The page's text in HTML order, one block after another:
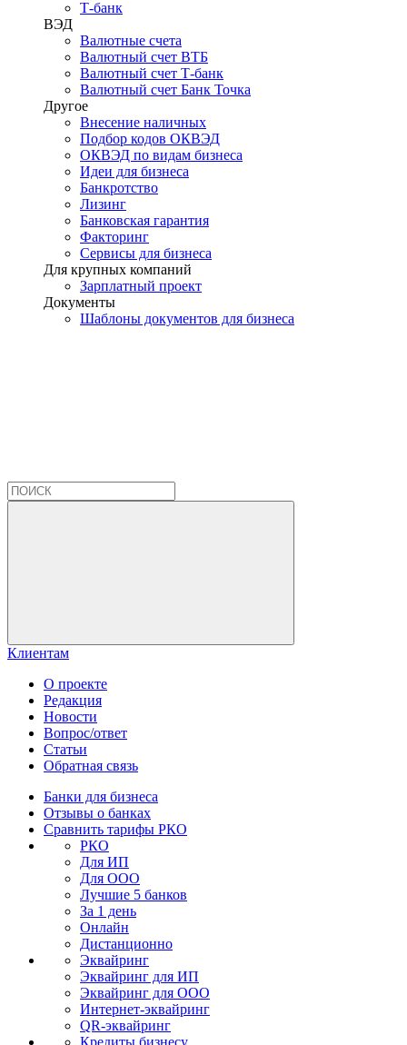
Т-банк
ВЭД
Валютные счета
Валютный счет ВТБ
Валютный счет Т-банк
Валютный счет Банк Точка
Другое
Внесение наличных
Подбор кодов ОКВЭД
ОКВЭД по видам бизнеса
Идеи для бизнеса
Банкротство
Лизинг
Банковская гарантия
Факторинг
Сервисы для бизнеса
Для крупных компаний
Зарплатный проект
Документы
Шаблоны документов для бизнеса
Клиентам
О проекте
Редакция
Новости
Вопрос/ответ
Статьи
Обратная связь
Банки для бизнеса
Отзывы о банках
Сравнить тарифы РКО
РКО
Для ИП
Для ООО
Лучшие 5 банков
За 1 день
Онлайн
Дистанционно
Эквайринг
Эквайринг для ИП
Эквайринг для ООО
Интернет-эквайринг
QR-эквайринг
Кредиты бизнесу